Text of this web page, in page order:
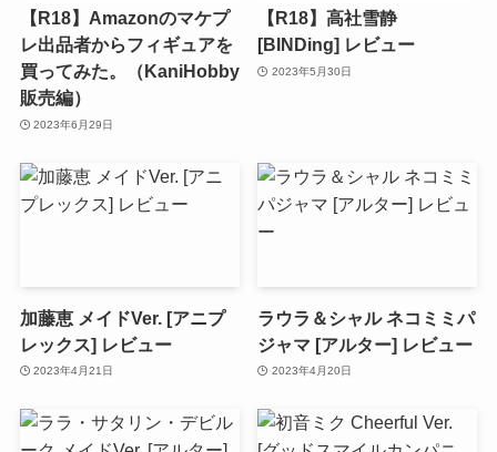
【R18】Amazonのマケプ
レ出品者からフィギュアを
買ってみた。（KaniHobby
販売編）
2023年6月29日
【R18】高社雪静
[BINDing] レビュー
2023年5月30日
加藤恵 メイドVer. [アニプ
レックス] レビュー
2023年4月21日
ラウラ＆シャル ネコミミパ
ジャマ [アルター] レビュー
2023年4月20日